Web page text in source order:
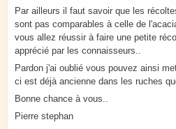
Par ailleurs il faut savoir que les
sont pas comparables à celle de
vous allez réussir à faire une petite
apprécié par les connaisseurs..
Pardon j'ai oublié vous pouvez ainsi
ci est déjà ancienne dans les ruches
Bonne chance à vous..
Pierre stephan